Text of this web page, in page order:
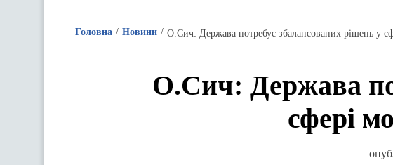
Головна Новини О.Сич: Держава потребує збалансованих рішень у
О.Сич: Держава
сфері